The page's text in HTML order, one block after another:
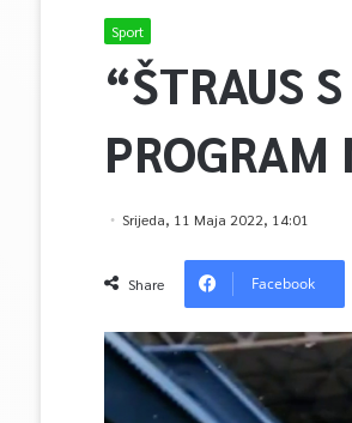
Sport
“ŠTRAUS
Srijeda, 11 Maja 2022, 14:01
Share Facebook